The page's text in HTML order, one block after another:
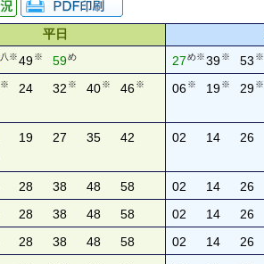
平日
八※49※ 59め 27め※39※ 53 ※
※ 24 32 ※ 40※ 46※ 06※ 19※ 29※
19 27 35
42
02 14 26
28 38 48 58 02 14 26
28 38 48 58 02 14 26
28 38 48 58 02 14 26